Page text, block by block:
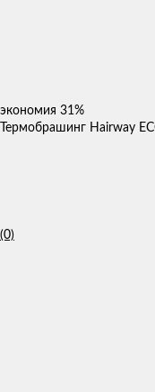
экономия 31%
Термобрашинг Hairway
(0)